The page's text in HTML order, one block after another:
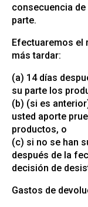
consecuencia
parte.
Efectuaremos el
más tardar:
(a) 14 días
su parte los
(b) (si es
usted aporte
productos, o
(c) si no se han
después de la
decisión de
Gastos de